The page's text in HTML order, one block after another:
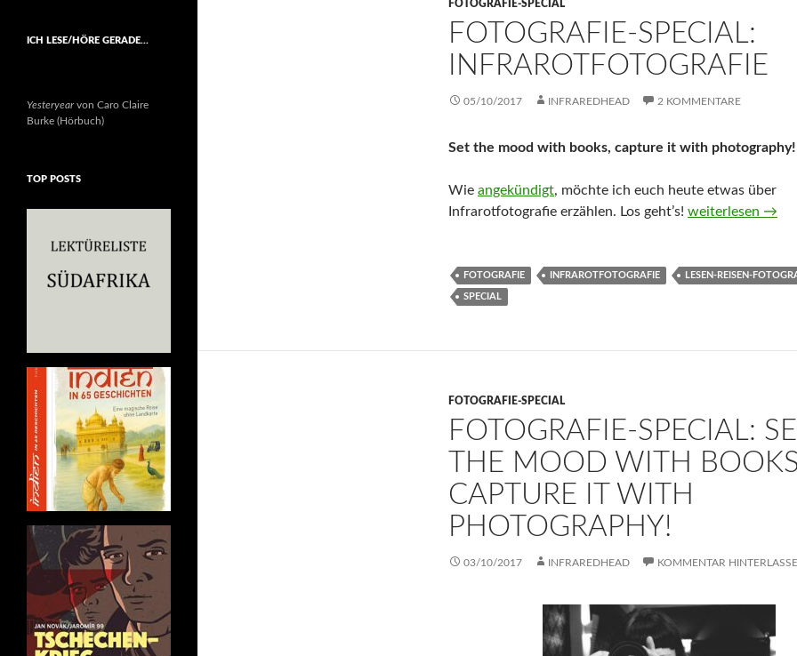
FOTOGRAFIE-SPECIAL
FOTOGRAFIE-SPECIAL:
INFRAROTFOTOGRAFIE
05/10/2017 INFRAREDHEAD 2 KOMMENTARE
Set the mood with books, capture it with photography!
Wie angekündigt, möchte ich euch heute etwas über
Infrarotfotografie erzählen. Los geht’s! Fotografie-
weiterlesen →
FOTOGRAFIE INFRAROTFOTOGRAFIE LESEN-REISEN-
SPECIAL
FOTOGRAFIE-SPECIAL
FOTOGRAFIE-SPECIAL:
THE MOOD WITH
CAPTURE IT WITH
PHOTOGRAPHY!
03/10/2017 INFRAREDHEAD KOMMENTAR
ICH LESE/HÖRE GERADE…
Yesteryearvon Caro Claire
Burke (Hörbuch)
TOP POSTS